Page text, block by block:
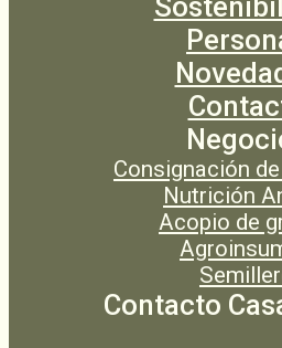
Consignación
Nutrición
Acopio de
Contacto